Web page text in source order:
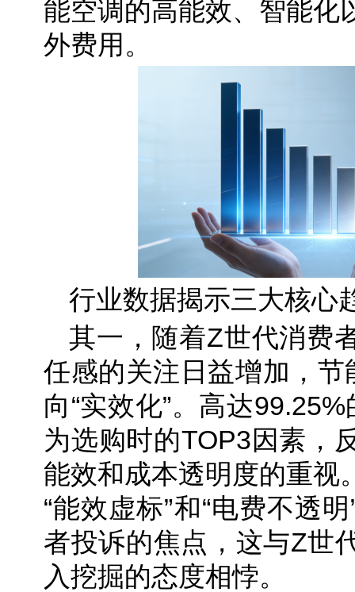
能空调的高能效、智能化
外费用。
行业数据揭示三大核心
其一，随着Z世代消费
任感的关注日益增加，节
向“实效化”。高达
为选购时的TOP3因素，
能效和成本透明度的重视
“能效虚标”和“电费不透
者投诉的焦点，这与Z世
入挖掘的态度相悖。